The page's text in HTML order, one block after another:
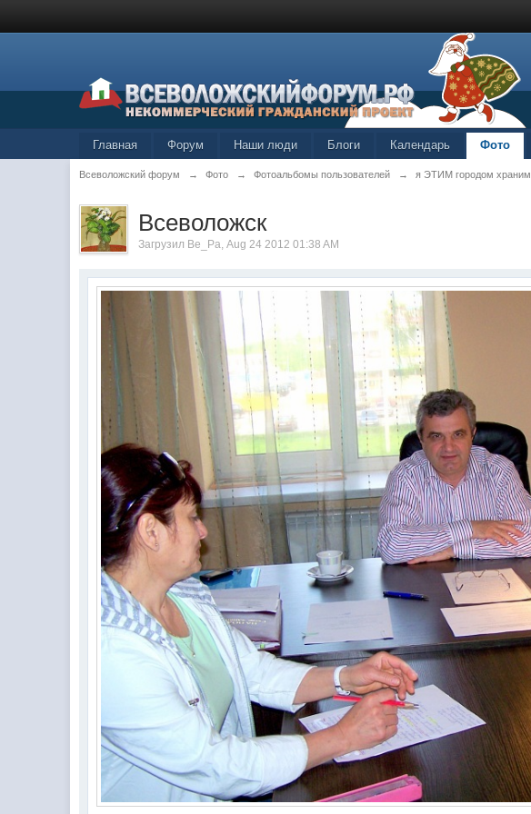
Главная Форум Наши люди Блоги Календарь Фото
Всеволожский форум → Фото → Фотоальбомы пользователей → я ЭТИМ городом храним
Всеволожск
Загрузил Ве_Ра, Aug 24 2012 01:38 AM